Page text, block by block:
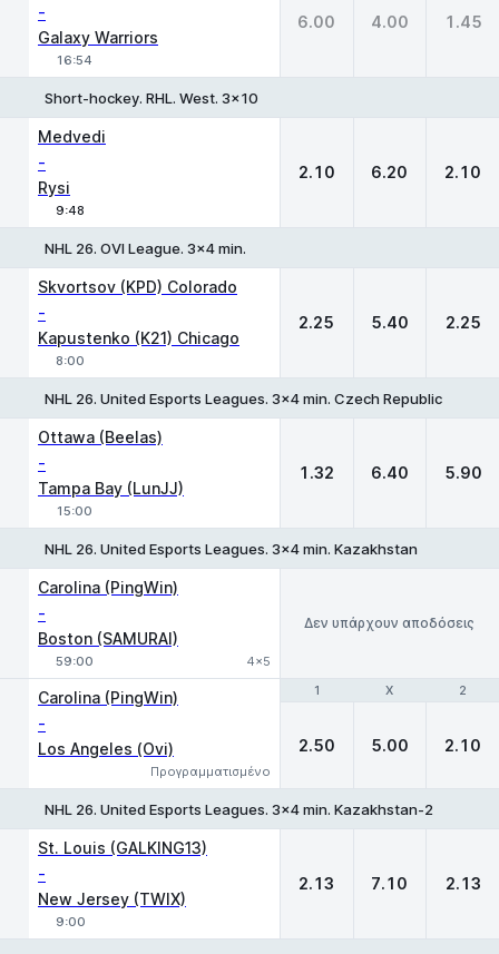
-
Galaxy Warriors
16:54
6.00 4.00 1.45
Short-hockey. RHL. West. 3x10
Medvedi
-
Rysi
9:48
2.10 6.20 2.10
NHL 26. OVI League. 3x4 min.
Skvortsov (KPD) Colorado
-
Kapustenko (K21) Chicago
8:00
2.25 5.40 2.25
NHL 26. United Esports Leagues. 3x4 min. Czech Republic
Ottawa (Beelas)
-
Tampa Bay (LunJJ)
15:00
1.32 6.40 5.90
NHL 26. United Esports Leagues. 3x4 min. Kazakhstan
Carolina (PingWin)
-
Boston (SAMURAI)
59:00 4x5
Δεν υπάρχουν αποδόσεις
1 X 2
Carolina (PingWin)
-
Los Angeles (Ovi)
Προγραμματισμένο
1 X 2
2.50 5.00 2.10
NHL 26. United Esports Leagues. 3x4 min. Kazakhstan-2
St. Louis (GALKING13)
-
New Jersey (TWIX)
9:00
2.13 7.10 2.13